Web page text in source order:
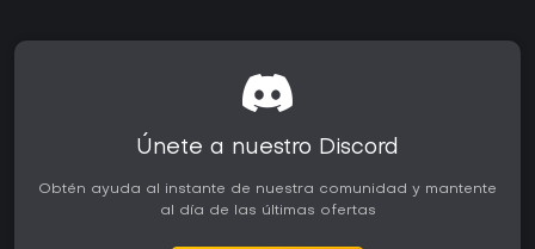
Únete a nuestro Discord
Obtén ayuda al instante de nuestra comunidad y mantente
al día de las últimas ofertas